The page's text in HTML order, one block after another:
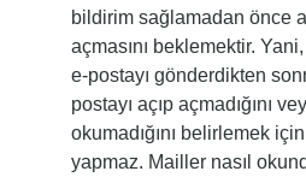
bildirim sağlamadan önce
açmasını beklemektir.
e-postayı gönderdikten
postayı açıp açmadığını
okumadığını belirlemek
yapmaz. Mailler nasıl